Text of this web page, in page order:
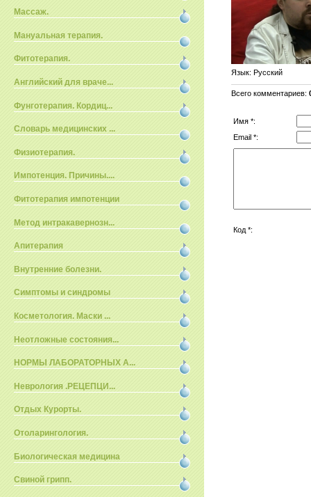
Массаж.
Мануальная терапия.
Фитотерапия.
Английский для враче...
Фунготерапия. Кордиц...
Словарь медицинских ...
Физиотерапия.
Импотенция. Причины....
Фитотерапия импотенции
Метод интракавернозн...
Апитерапия
Внутренние болезни.
Симптомы и синдромы
Косметология. Маски ...
Неотложные состояния...
НОРМЫ ЛАБОРАТОРНЫХ А...
Неврология .РЕЦЕПЦИ...
Отдых Курорты.
Отоларингология.
Биологическая медицина
Свиной грипп.
Язык: Русский
Всего комментариев:
Имя *:
Email *:
Код *: